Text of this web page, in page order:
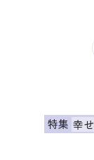
特集 幸